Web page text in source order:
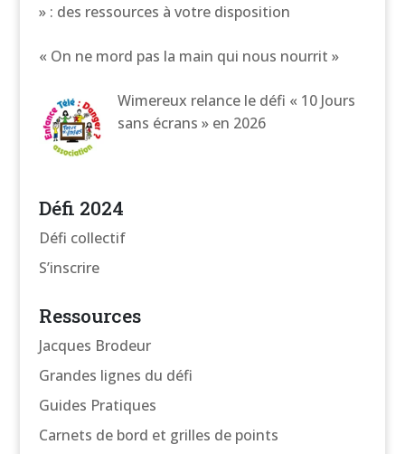
» : des ressources à votre disposition
« On ne mord pas la main qui nous nourrit »
Wimereux relance le défi « 10 Jours
sans écrans » en 2026
Défi 2024
Défi collectif
S’inscrire
Ressources
Jacques Brodeur
Grandes lignes du défi
Guides Pratiques
Carnets de bord et grilles de points